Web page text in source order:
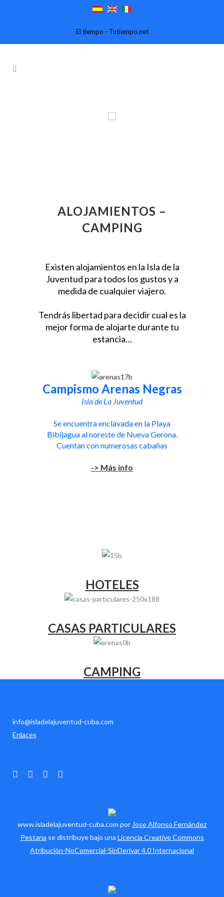
El tiempo - Tutiempo.net
ALOJAMIENTOS –
CAMPING
Existen alojamientos en la Isla de la
Juventud para todos los gustos y a
medida de cualquier viajero.
Tendrás libertad para decidir cual es la
mejor forma de alojarte durante tu
estancia…
Campismo Arenas Negras
Isla de La Juventud
Se encuentra enclavada en la Playa
Bibijagua al noreste de Nueva Gerona.
Cuentan con numerosas cabañas
-> Más info
HOTELES
CASAS PARTICULARES
CAMPING
info@isladelajuventud-cuba.com
Enlaces
www.isladelajuventud-cuba.com porJose Alfonso Fernández
Pestana se distribuye bajo una Licencia Creative Commons
Atribución-NoComercial-SinDerivar 4.0 Internacional